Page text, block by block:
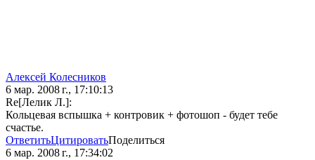
Алексей Колесников
6 мар. 2008 г., 17:10:13
Re[Лелик Л.]:
Кольцевая вспышка + контровик + фотошоп - будет тебе
счастье.
ОтветитьЦитироватьПоделиться
6 мар. 2008 г., 17:34:02